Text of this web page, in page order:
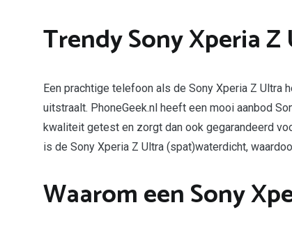
Trendy Sony Xperia
Een prachtige telefoon als de Sony Xperia Z
uitstraalt. PhoneGeek.nl heeft een mooi aanbod
kwaliteit getest en zorgt dan ook gegarandeerd
is de Sony Xperia Z Ultra (spat)waterdicht,
Waarom een Sony